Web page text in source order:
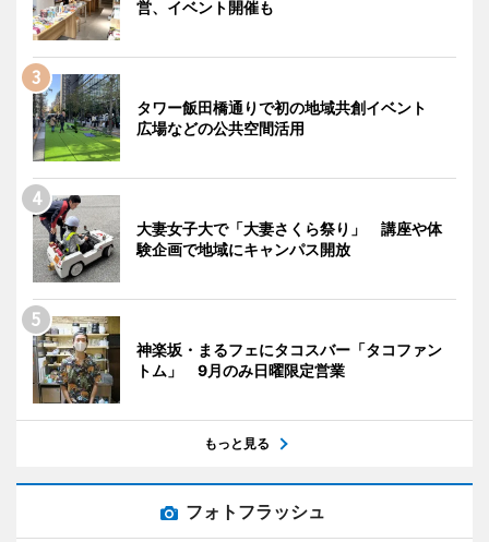
営、イベント開催も
タワー飯田橋通りで初の地域共創イベント
広場などの公共空間活用
大妻女子大で「大妻さくら祭り」 講座や体
験企画で地域にキャンパス開放
神楽坂・まるフェにタコスバー「タコファン
トム」 9月のみ日曜限定営業
もっと見る
フォトフラッシュ